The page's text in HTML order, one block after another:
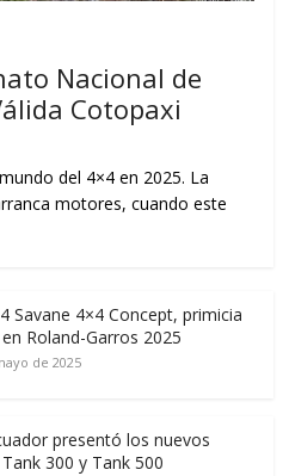
Nacional de
Cotopaxi
del 4×4 en 2025. La
motores, cuando este
Savane 4×4 Concept, primicia
Roland-Garros 2025
de 2025
presentó los nuevos
300 y Tank 500